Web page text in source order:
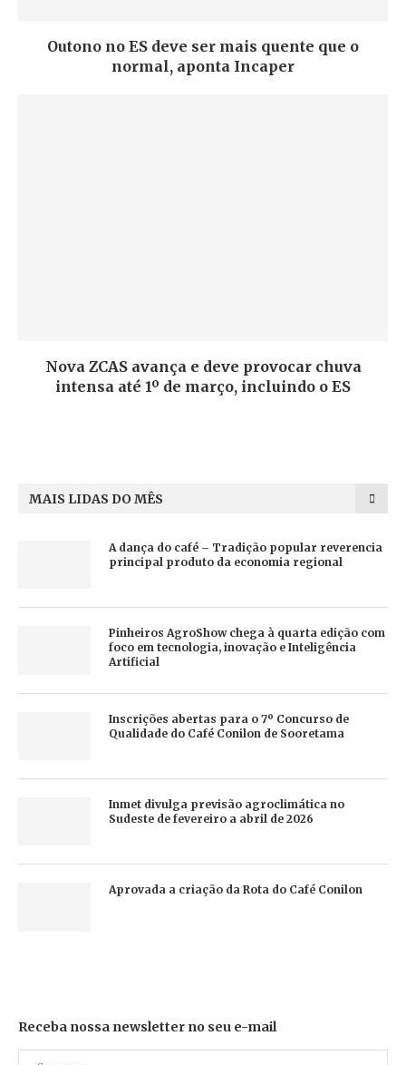
Outono no ES deve ser mais quente que o
normal, aponta Incaper
Nova ZCAS avança e deve provocar chuva
intensa até 1º de março, incluindo o ES
MAIS LIDAS DO MÊS
A dança do café – Tradição popular reverencia
principal produto da economia regional
Pinheiros AgroShow chega à quarta edição com
foco em tecnologia, inovação e Inteligência
Artificial
Inscrições abertas para o 7º Concurso de
Qualidade do Café Conilon de Sooretama
Inmet divulga previsão agroclimática no
Sudeste de fevereiro a abril de 2026
Aprovada a criação da Rota do Café Conilon
Receba nossa newsletter no seu e-mail